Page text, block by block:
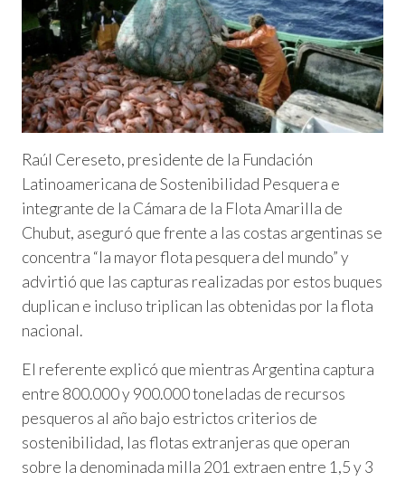
Raúl Cereseto, presidente de la Fundación
Latinoamericana de Sostenibilidad Pesquera e
integrante de la Cámara de la Flota Amarilla de
Chubut, aseguró que frente a las costas argentinas se
concentra “la mayor flota pesquera del mundo” y
advirtió que las capturas realizadas por estos buques
duplican e incluso triplican las obtenidas por la flota
nacional.
El referente explicó que mientras Argentina captura
entre 800.000 y 900.000 toneladas de recursos
pesqueros al año bajo estrictos criterios de
sostenibilidad, las flotas extranjeras que operan
sobre la denominada milla 201 extraen entre 1,5 y 3